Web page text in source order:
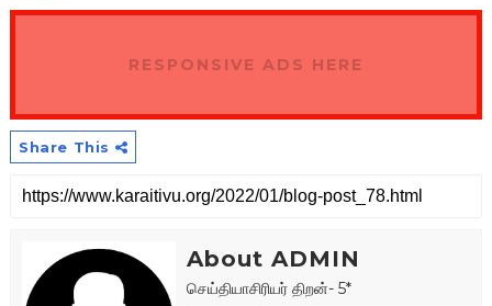
RESPONSIVE ADS HERE
Share This
About ADMIN
செய்தியாசிரியர் திறன்- 5*